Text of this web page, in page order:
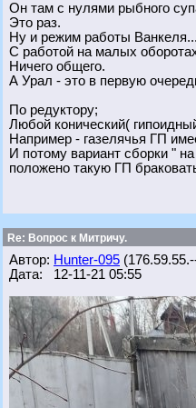
Он там с нулями рыбного
Это раз.
Ну и режим работы Ванкеля...
С работой на малых
Ничего общего.
А Урал - это в первую
По редуктору;
Любой конический(
Например - газелячья ГП
И потому вариант сборки "
положено такую ГП
Re: Вопрос к Митричу.
Автор: Hunter-095
Дата: 12-11-21 05:55